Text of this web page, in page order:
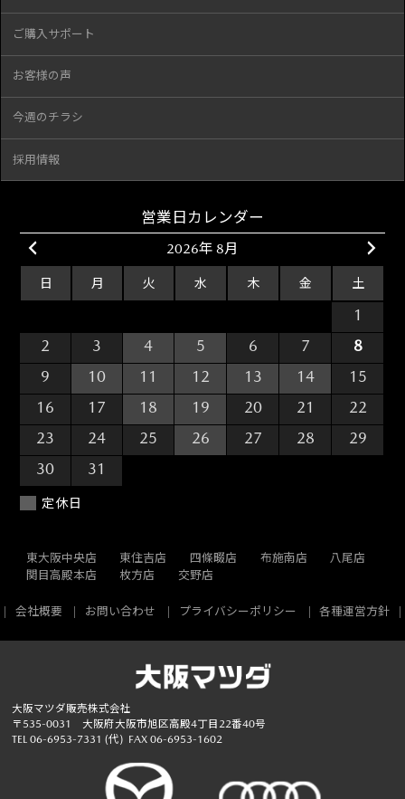
ご購入サポート
お客様の声
今週のチラシ
採用情報
営業日カレンダー
2026年 8月
日 月 火 水 木 金 土
1
2
3 4 5 6 7
8
9
10 11 12 13 14
15
16
17 18 19 20 21
22
23
24 25 26 27 28
29
30
31
定休日
東大阪中央店 東住吉店 四條畷店 布施南店
八尾店
関目高殿本店
枚方店 交野店
会社概要 お問い合わせ プライバシーポリシー 各種運営方針
大阪マツダ販売株式会社
〒535-0031 大阪府大阪市旭区高殿4丁目22番40号
TEL 06-6953-7331 (代) FAX 06-6953-1602